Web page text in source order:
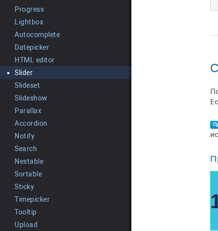
Progress
Lightbox
Autocomplete
Datepicker
HTML editor
Slider
Slideset
Slideshow
Parallax
Accordion
Notify
Search
Nestable
Sortable
Sticky
Timepicker
Tooltip
Upload